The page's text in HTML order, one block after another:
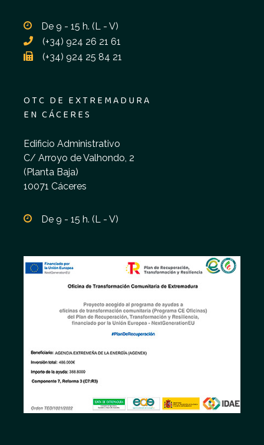
De 9 - 15 h. (L - V)
(+34) 924 26 21 61
(+34) 924 25 84 21
OTC DE EXTREMADURA
EN CÁCERES
Edificio Administrativo
C/ Arroyo de Valhondo, 2
(Planta Baja)
10071 Cáceres
De 9 - 15 h. (L - V)